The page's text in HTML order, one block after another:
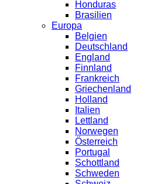
Honduras
Brasilien
Europa
Belgien
Deutschland
England
Finnland
Frankreich
Griechenland
Holland
Italien
Lettland
Norwegen
Österreich
Portugal
Schottland
Schweden